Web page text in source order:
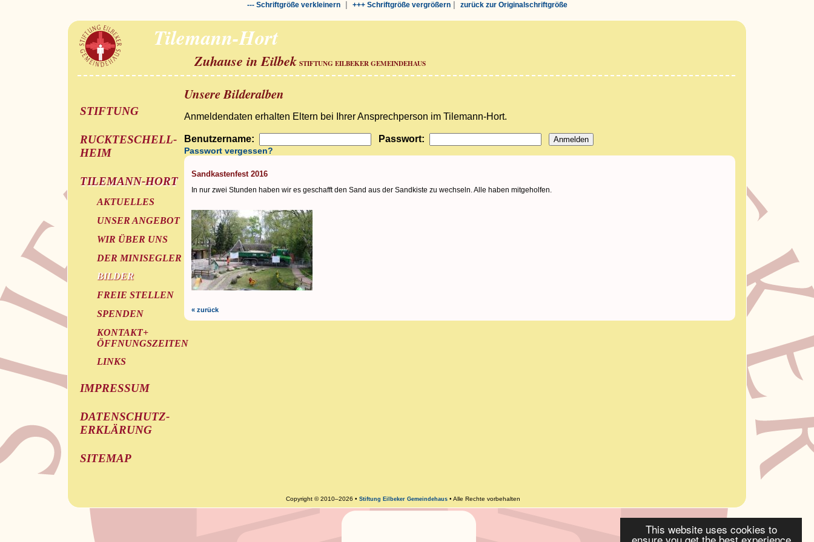
This website uses cookies to
--- Schriftgröße verkleinern| +++ Schriftgröße vergrößern| zurück zur Originalschriftgröße
Tilemann-Hort
Zuhause in Eilbek STIFTUNG EILBEKER GEMEINDEHAUS
STIFTUNG
RUCKTESCHELL-
HEIM
TILEMANN-HORT
AKTUELLES
UNSER ANGEBOT
WIR ÜBER UNS
DER MINISEGLER
BILDER
FREIE STELLEN
SPENDEN
KONTAKT+
ÖFFNUNGSZEITEN
LINKS
IMPRESSUM
DATENSCHUTZ-
ERKLÄRUNG
SITEMAP
Unsere Bilderalben
Anmeldendaten erhalten Eltern bei Ihrer Ansprechperson im Tilemann-Hort.
Benutzername: Passwort:
Passwort vergessen?
Sandkastenfest 2016
In nur zwei Stunden haben wir es geschafft den Sand aus der Sandkiste zu wechseln. Alle haben mitgeholfen.
« zurück
Copyright © 2010–2026 •Stiftung Eilbeker Gemeindehaus • Alle Rechte vorbehalten